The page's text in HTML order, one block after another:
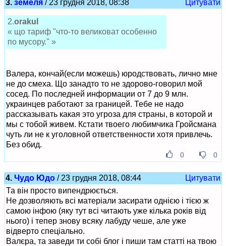
3. земеля / 23 грудня 2018, 08:38 Цитувати
2.orakul
« що тариф "что-то великоват особенно
по мусору." »
Валера, кончай(если можешь) юродствовать, лично мне
не до смеха. Що занадто то не здорово-говорил мой
сосед. По последней информации от 7 до 9 млн.
украинцев работают за границей. Тебе не надо
рассказывать какая это угроза для страны, в которой и
мы с тобой живем. Кстати твоего любимчика Гройсмана
чуть ли не к уголовной ответственности хотя привлечь.
Без обид.
0 0
4. Чудо Юдо / 23 грудня 2018, 08:44
Цитувати
Та він просто випендрюється.
Не дозволяють всі матеріали засирати однією і тією ж
самою інфою (яку тут всі читають уже кілька років від
нього) і тепер знову всяку лабуду чеше, але уже
відверто спеціально.
Валєра, та заведи ти собі блог і пиши там статті на твою